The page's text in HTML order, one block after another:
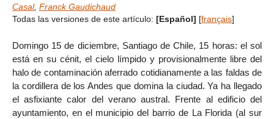
Casal, Franck Gaudichaud
Todas las versiones de este artículo: [Español] [français]
Domingo 15 de diciembre, Santiago de Chile, 15 horas: el sol
está en su cénit, el cielo límpido y provisionalmente libre del
halo de contaminación aferrado cotidianamente a las faldas de
la cordillera de los Andes que domina la ciudad. Ya ha llegado
el asfixiante calor del verano austral. Frente al edificio del
ayuntamiento, en el municipio del barrio de La Florida (al sur